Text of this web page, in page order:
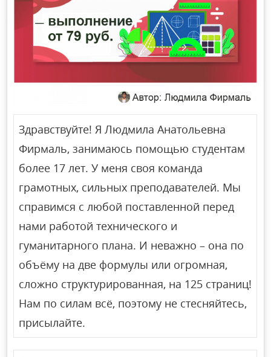
Здравствуйте! Я Людмила Анатольевна
Фирмаль, занимаюсь помощью студентам
более 17 лет. У меня своя команда
грамотных, сильных преподавателей. Мы
справимся с любой поставленной перед
нами работой технического и
гуманитарного плана. И неважно – она по
объёму на две формулы или огромная,
сложно структурированная, на 125 страниц!
Нам по силам всё, поэтому не стесняйтесь,
присылайте.